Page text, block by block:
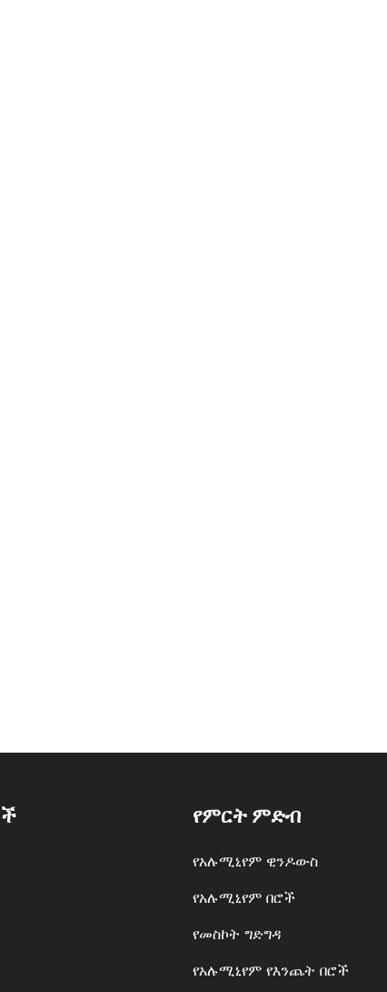
የምርት ምድብ
የአሉሚኒየም ዊንዶውስ
የአሉሚኒየም በሮች
የመስኮት ግድግዳ
የአሉሚኒየም የእንጨት በሮች